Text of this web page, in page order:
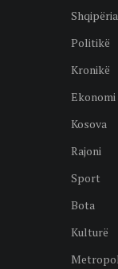
Shqipëria
Politikë
Kronikë
Ekonomi
Kosova
Rajoni
Sport
Bota
Kulturë